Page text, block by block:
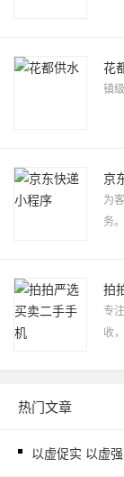
花
镇
京
为
务。
拍
专
收
热门文章
以虚促实 以虚